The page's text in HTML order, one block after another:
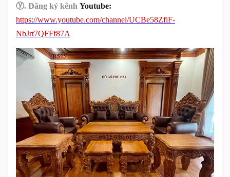
ⓨ. Đăng ký kênh Youtube:
https://www.youtube.com/channel/UCBe58ZfiF-
NbJrt7QFFf87A